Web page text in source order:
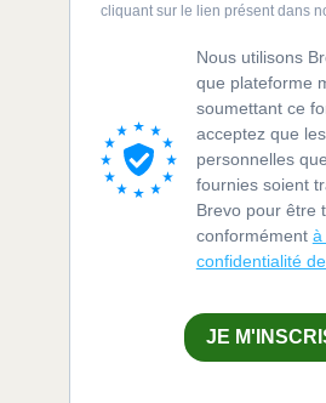
cliquant sur le lien présent dans
Nous utilisons
que plateforme
soumettant ce
acceptez que
personnelles
fournies soient
Brevo pour être
conformément à
confidentialité
JE